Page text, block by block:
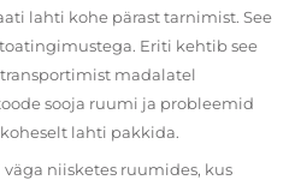
lahti kohe pärast tarnimist. See
Eriti kehtib see
madalatel
sooja ruumi ja probleemid
lahti pakkida.
niisketes ruumides, kus